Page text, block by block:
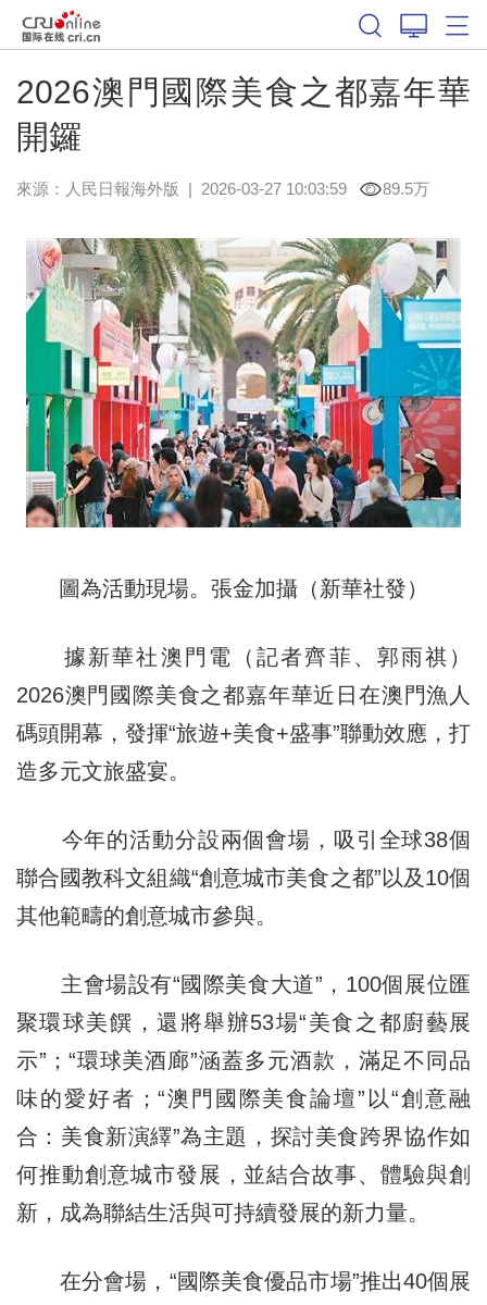
2026澳門國際美食之都嘉年華
開鑼
來源： 人民日報海外版 | 2026-03-27 10:03:59 89.5万
圖為活動現場。張金加攝（新華社發）
據新華社澳門電（記者齊菲、郭雨祺）
2026澳門國際美食之都嘉年華近日在澳門漁人
碼頭開幕，發揮“旅遊+美食+盛事”聯動效應，打
造多元文旅盛宴。
今年的活動分設兩個會場，吸引全球38個
聯合國教科文組織“創意城市美食之都”以及10個
其他範疇的創意城市參與。
主會場設有“國際美食大道”，100個展位匯
聚環球美饌，還將舉辦53場“美食之都廚藝展
示”；“環球美酒廊”涵蓋多元酒款，滿足不同品
味的愛好者；“澳門國際美食論壇”以“創意融
合：美食新演繹”為主題，探討美食跨界協作如
何推動創意城市發展，並結合故事、體驗與創
新，成為聯結生活與可持續發展的新力量。
在分會場，“國際美食優品市場”推出40個展